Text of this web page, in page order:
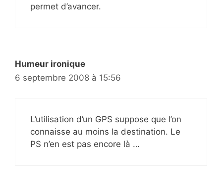
permet d’avancer.
Humeur ironique
6 septembre 2008 à 15:56
L’utilisation d’un GPS suppose que l’on
connaisse au moins la destination. Le
PS n’en est pas encore là …